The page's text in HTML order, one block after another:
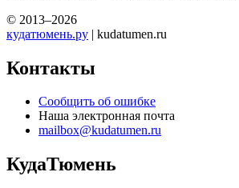
© 2013–2026
кудатюмень.ру | kudatumen.ru
Контакты
Сообщить об ошибке
Наша электронная почта
mailbox@kudatumen.ru
КудаТюмень